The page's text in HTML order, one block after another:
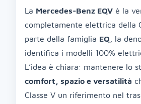
La Mercedes-Benz EQV è la
completamente elettrica della
parte della famiglia EQ , la
identifica i modelli 100%
L’idea è chiara: mantenere lo
comfort, spazio e versatilità
Classe V un riferimento nel